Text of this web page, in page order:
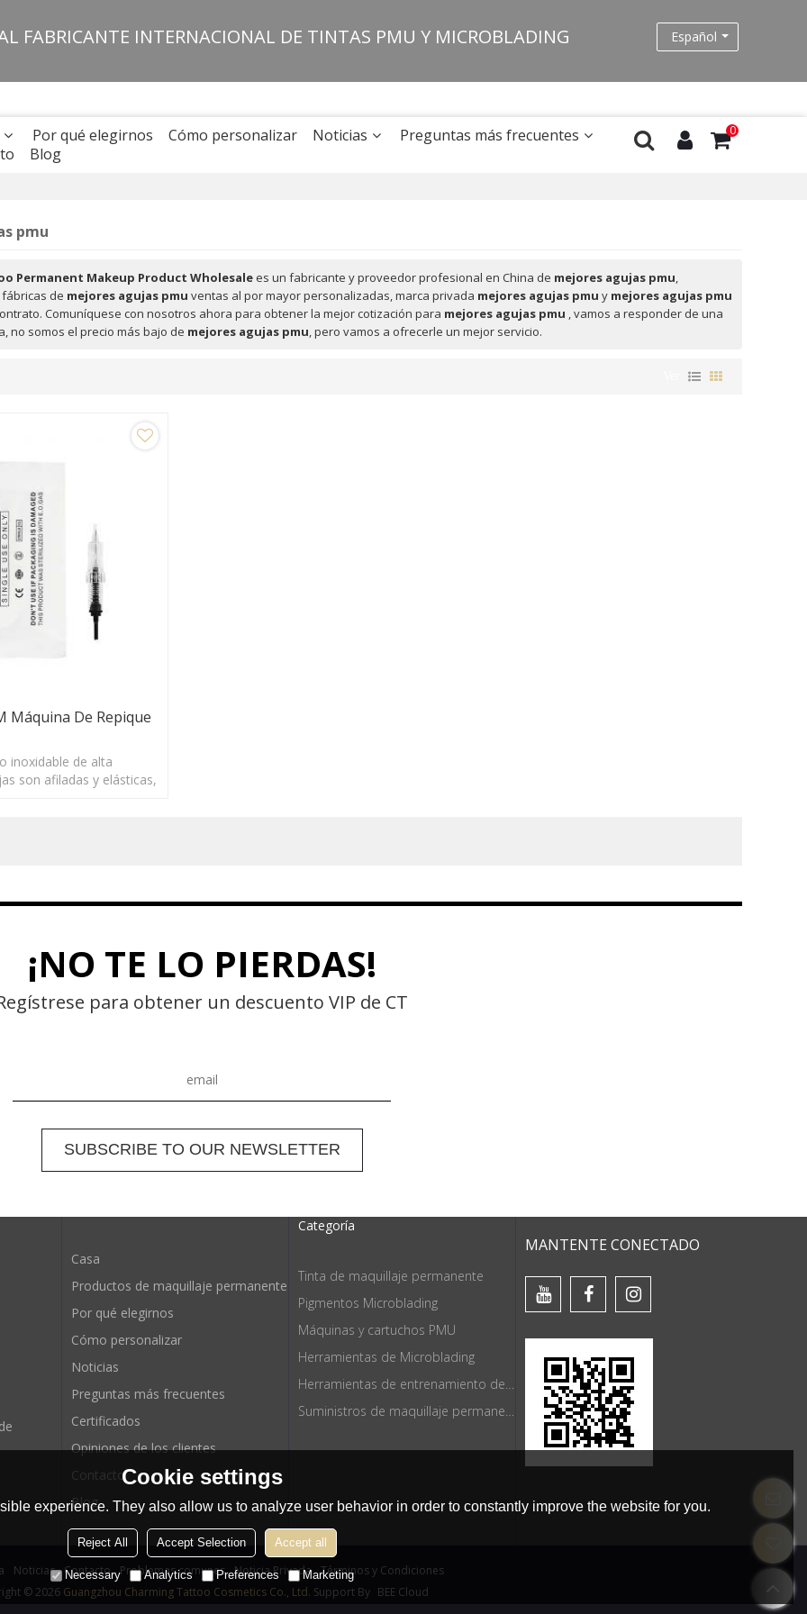
FABRICANTE INTERNACIONAL DE TINTAS PMU Y MICROBLADING Español
Por qué elegirnos Cómo personalizar Noticias
Preguntas más frecuentes
Blog
0
pmu
Permanent Makeup Product Wholesale es un fabricante y proveedor profesional en China de mejores agujas pmu,
de mejores agujas pmu ventas al por mayor personalizadas, marca privada mejores agujas pmu y mejores agujas pmu
Comuníquese con nosotros ahora para obtener la mejor cotización para mejores agujas pmu , vamos a responder de una
no somos el precio más bajo de mejores agujas pmu, pero vamos a ofrecerle un mejor servicio.
Máquina De Repique
inoxidable de alta
son afiladas y elásticas,
¡NO TE LO PIERDAS!
para obtener un descuento VIP de CT
Casa
Productos de maquillaje permanente
Por qué elegirnos
Cómo personalizar
Noticias
Preguntas más frecuentes
Certificados
Opiniones de los clientes
Contacto
Blog
Categoría
Tinta de maquillaje permanente
Pigmentos Microblading
Máquinas y cartuchos PMU
Herramientas de Microblading
Herramientas de entrenamiento de maquillaje permanente
Suministros de maquillaje permanente
MANTENTE CONECTADO
Noticias Contacto Problemas comunes Noticia Privada Términos y Condiciones
© 2026 Guangzhou Charming Tattoo Cosmetics Co., Ltd. Support By BEE Cloud
Cookie settings
experience. They also allow us to analyze user behavior in order to constantly improve the website for you.
Reject All Accept Selection Accept all
Necessary Analytics Preferences Marketing